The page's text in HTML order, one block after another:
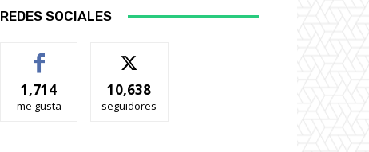
REDES SOCIALES
1,714
me gusta
10,638
seguidores